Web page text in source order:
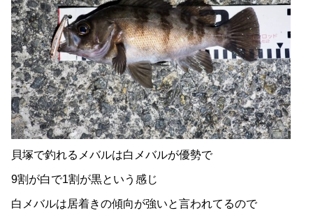
貝塚で釣れるメバルは白メバルが優勢で
9割が白で1割が黒という感じ
白メバルは居着きの傾向が強いと言われてるので